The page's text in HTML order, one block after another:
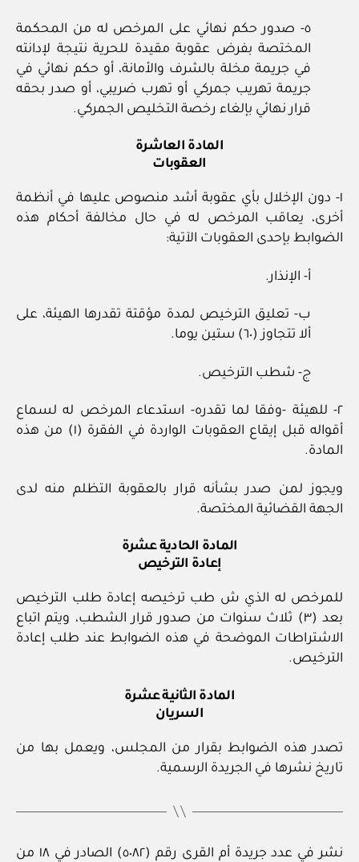
٥‏- صدور حكم نهائي على المرخص له من المحكمة
المختصة بفرض عقوبة مقيدة للحرية نتيجة لإدانته
في جريمة مخلة بالشرف والأمانة، أو حكم نهائي في
جريمة تهريب جمركي أو تهرب ضريبي، أو صدر بحقه
قرار نهائي بإلغاء رخصة التخليص الجمركي.
المادة العاشرة
العقوبات
١‏- دون الإخلال بأي عقوبة أشد منصوص عليها في أنظمة
أخرى، يعاقب المرخص له في حال مخالفة أحكام هذه
الضوابط بإحدى العقوبات الآتية:
أ‏- الإنذار.
ب‏- تعليق الترخيص لمدة مؤقتة تقدرها الهيئة، على
ألا تتجاوز (٦٠) ستين يوما.
ج‏- شطب الترخيص.
٢‏- للهيئة ‏-وفقا لما تقدره‏- استدعاء المرخص له لسماع
أقواله قبل إيقاع العقوبات الواردة في الفقرة (١) من هذه
المادة.
ويجوز لمن صدر بشأنه قرار بالعقوبة التظلم منه لدى
الجهة القضائية المختصة.
المادة الحادية عشرة
إعادة الترخيص
للمرخص له الذي ش طب ترخيصه إعادة طلب الترخيص
بعد (٣) ثلاث سنوات من صدور قرار الشطب، ويتم اتباع
الاشتراطات الموضحة في هذه الضوابط عند طلب إعادة
الترخيص.
المادة الثانية عشرة
السريان
تصدر هذه الضوابط بقرار من المجلس، ويعمل بها من
تاريخ نشرها في الجريدة الرسمية.
نشر في عدد جريدة أم القرى رقم (٥٠٨٢) الصادر في ١٨ من